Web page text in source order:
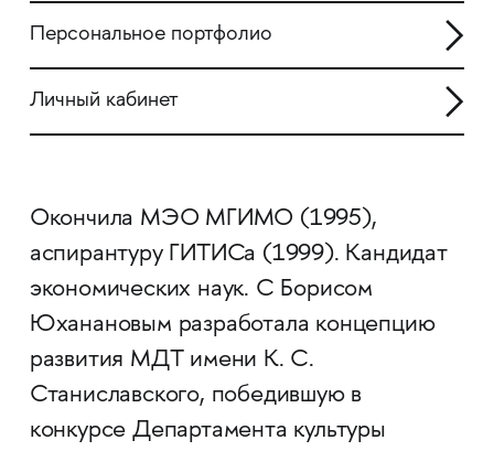
Персональное портфолио
Личный кабинет
Окончила МЭО МГИМО (1995),
аспирантуру ГИТИСа (1999). Кандидат
экономических наук. С Борисом
Юханановым разработала концепцию
развития МДТ имени К. С.
Станиславского, победившую в
конкурсе Департамента культуры